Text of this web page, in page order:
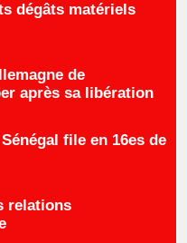
dégâts matériels
de
après sa libération
file en 16es de
relations